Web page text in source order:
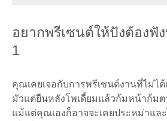
อยากพรีเซนต์ให้ปังต้องฟั
1
คุณเคยเจอกับการพรีเซนต์งานที่ไม่ไ
มัวแต่ยืนหลังโพเดี้ยมแล้วก้มหน้าก้มต
แม้แต่คุณเองก็อาจจะเคยประหม่าแล